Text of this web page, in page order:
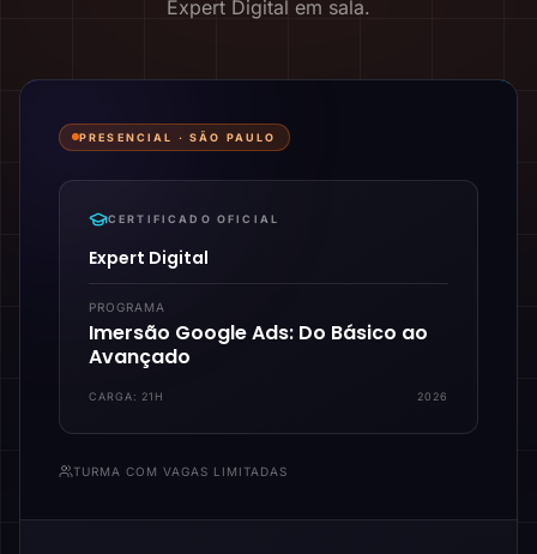
Expert Digital em sala.
PRESENCIAL ·SÃO PAULO
CERTIFICADO OFICIAL
Expert Digital
PROGRAMA
Imersão Google Ads: Do Básico ao
Avançado
CARGA: 21H 2026
TURMA COM VAGAS LIMITADAS